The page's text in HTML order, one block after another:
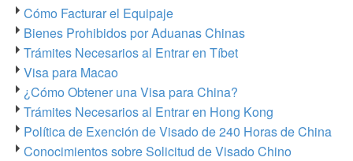
Cómo Facturar el Equipaje
Bienes Prohibidos por Aduanas Chinas
Trámites Necesarios al Entrar en Tíbet
Visa para Macao
¿Cómo Obtener una Visa para China?
Trámites Necesarios al Entrar en Hong Kong
Política de Exención de Visado de 240 Horas de China
Conocimientos sobre Solicitud de Visado Chino